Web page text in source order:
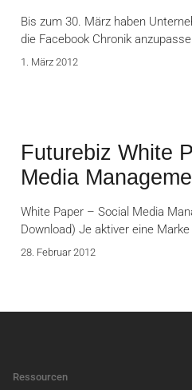
Bis zum 30. März haben
die Facebook Chronik
1. März 2012
Futurebiz White
Media
White Paper – Social Media
Download) Je aktiver eine
28. Februar 2012
Ressourcen